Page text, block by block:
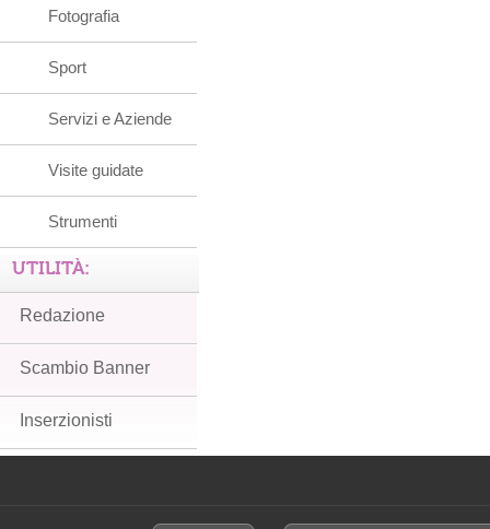
Fotografia
Sport
Servizi e Aziende
Visite guidate
Strumenti
UTILITÀ:
Redazione
Scambio Banner
Inserzionisti